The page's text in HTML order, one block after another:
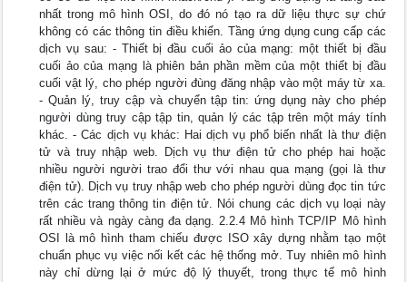
nhất trong mô hình OSI, do đó nó tạo ra dữ liệu thực sự chứ
không có các thông tin điều khiển. Tầng ứng dụng cung cấp các
dịch vụ sau: - Thiết bị đầu cuối ảo của mạng: một thiết bị đầu
cuối ảo của mạng là phiên bản phần mềm của một thiết bị đầu
cuối vật lý, cho phép người đùng đăng nhập vào một máy từ xa.
- Quản lý, truy cập và chuyển tập tin: ứng dụng này cho phép
người dùng truy cập tập tin, quản lý các tập trên một máy tính
khác. - Các dịch vụ khác: Hai dịch vụ phổ biến nhất là thư điện
tử và truy nhập web. Dịch vụ thư điện tử cho phép hai hoặc
nhiều người người trao đổi thư với nhau qua mạng (gọi là thư
điện tử). Dịch vụ truy nhập web cho phép người dùng đọc tin tức
trên các trang thông tin điện tử. Nói chung các dịch vụ loại này
rất nhiều và ngày càng đa dạng. 2.2.4 Mô hình TCP/IP Mô hình
OSI là mô hình tham chiếu được ISO xây dựng nhằm tạo một
chuẩn phục vụ việc nối kết các hệ thống mở. Tuy nhiên mô hình
này chỉ dừng lại ở mức độ lý thuyết, trong thực tế mô hình